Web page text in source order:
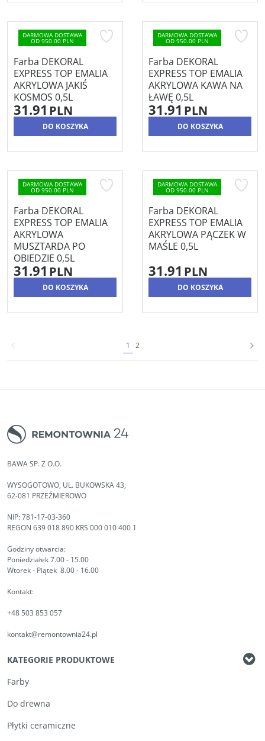
DARMOWA DOSTAWA
OD 950.00 PLN
Farba DEKORAL
EXPRESS TOP EMALIA
AKRYLOWA JAKIŚ
KOSMOS 0,5L
31.91 PLN
DO KOSZYKA
DARMOWA DOSTAWA
OD 950.00 PLN
Farba DEKORAL
EXPRESS TOP EMALIA
AKRYLOWA KAWA NA
ŁAWĘ 0,5L
31.91 PLN
DO KOSZYKA
DARMOWA DOSTAWA
OD 950.00 PLN
Farba DEKORAL
EXPRESS TOP EMALIA
AKRYLOWA
MUSZTARDA PO
OBIEDZIE 0,5L
31.91 PLN
DO KOSZYKA
DARMOWA DOSTAWA
OD 950.00 PLN
Farba DEKORAL
EXPRESS TOP EMALIA
AKRYLOWA PĄCZEK W
MAŚLE 0,5L
31.91 PLN
DO KOSZYKA
1 2
BAWA SP. Z O.O.
WYSOGOTOWO, UL. BUKOWSKA 43,
62-081 PRZEŹMIEROWO
NIP: 781-17-03-360
REGON 639 018 890 KRS 000 010 400 1
Godziny otwarcia:
Poniedziałek 7.00 - 15.00
Wtorek - Piątek 8.00 - 16.00
Kontakt:
+48 503 853 057
kontakt@remontownia24.pl
KATEGORIE PRODUKTOWE
Farby
Do drewna
Płytki ceramiczne